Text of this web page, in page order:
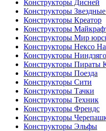
Конструкторы Дисней
Конструкторы
Конструкторы Креатор
Конструкторы
Конструкторы Мир
Конструкторы Нексо
Конструкторы Ниндзяго
Конструкторы Пираты
Конструкторы Поезда
Конструкторы Сити
Конструкторы Тачки
Конструкторы Техник
Конструкторы Френдс
Конструкторы
Конструкторы Эльфы